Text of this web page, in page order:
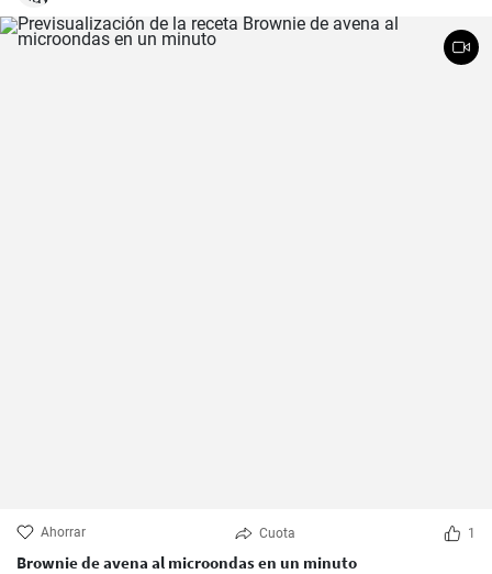
Ahorrar Cuota 1
Brownie de avena al microondas en un minuto